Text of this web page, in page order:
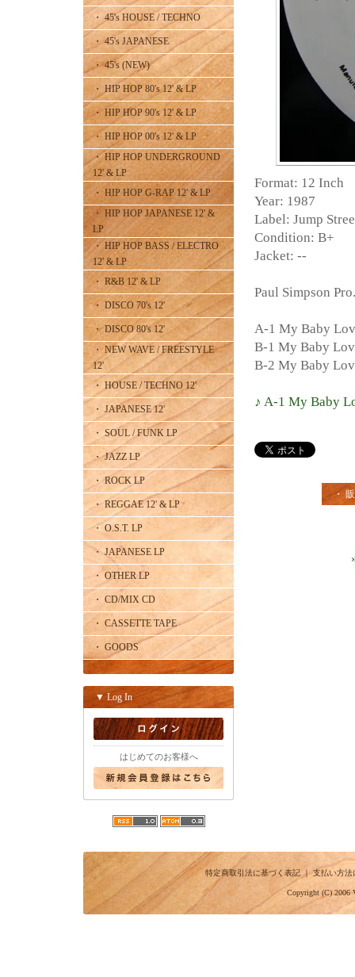
・ 45's HOUSE / TECHNO
・ 45's JAPANESE
・ 45's (NEW)
・ HIP HOP 80's 12' & LP
・ HIP HOP 90's 12' & LP
・ HIP HOP 00's 12' & LP
・ HIP HOP UNDERGROUND
12' & LP
・ HIP HOP G-RAP 12' & LP
・ HIP HOP JAPANESE 12' &
LP
・ HIP HOP BASS / ELECTRO
12' & LP
・ R&B 12' & LP
・ DISCO 70's 12'
・ DISCO 80's 12'
・ NEW WAVE / FREESTYLE
12'
・ HOUSE / TECHNO 12'
・ JAPANESE 12'
・ SOUL / FUNK LP
・ JAZZ LP
・ ROCK LP
・ REGGAE 12' & LP
・ O.S.T. LP
・ JAPANESE LP
・ OTHER LP
・ CD/MIX CD
・ CASSETTE TAPE
・ GOODS
▼ Log In
はじめてのお客様へ
Format: 12 Inch
Year: 1987
Label: Jump
Condition: B+
Jacket: --
Paul Simpson
A-1 My Baby
B-1 My Baby
B-2 My Baby
♪ A-1 My Baby
・
特定商取引法に基づく表記｜支払い方法
Copyright (C) 2006